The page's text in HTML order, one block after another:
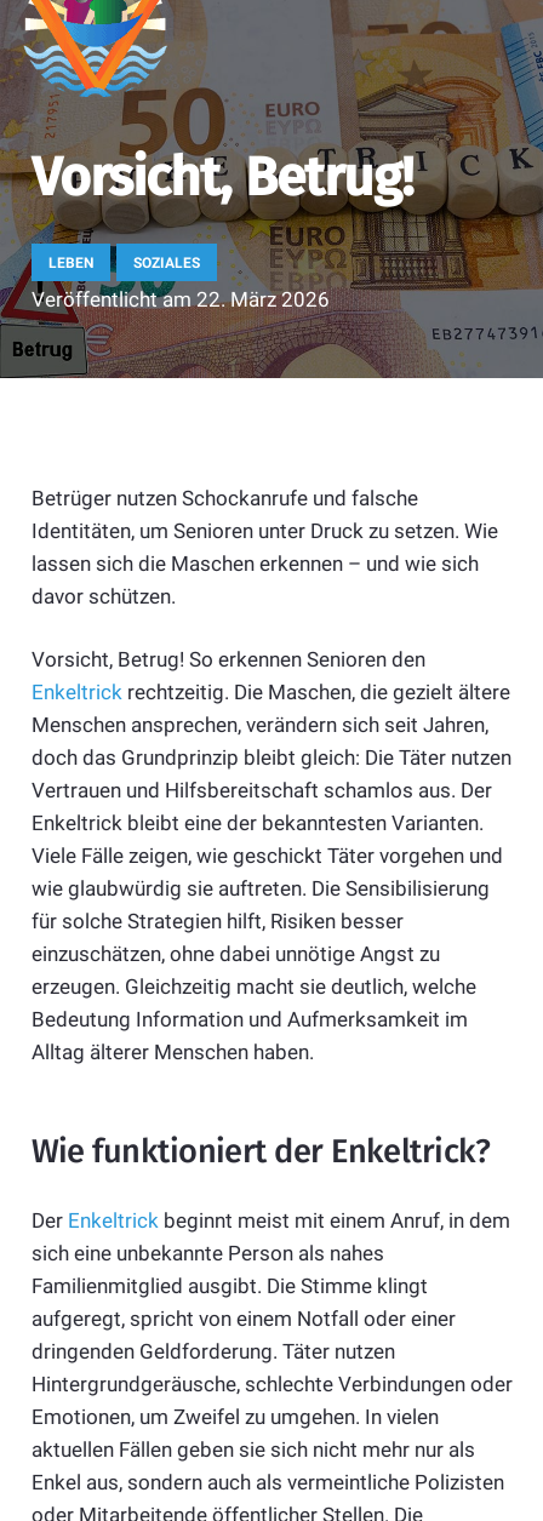
Vorsicht, Betrug!
LEBEN SOZIALES
Veröffentlicht am22. März 2026
Betrüger nutzen Schockanrufe und falsche
Identitäten, um Senioren unter Druck zu setzen. Wie
lassen sich die Maschen erkennen – und wie sich
davor schützen.
Vorsicht, Betrug! So erkennen Senioren den
Enkeltrickrechtzeitig. Die Maschen, die gezielt ältere
Menschen ansprechen, verändern sich seit Jahren,
doch das Grundprinzip bleibt gleich: Die Täter nutzen
Vertrauen und Hilfsbereitschaft schamlos aus. Der
Enkeltrick bleibt eine der bekanntesten Varianten.
Viele Fälle zeigen, wie geschickt Täter vorgehen und
wie glaubwürdig sie auftreten. Die Sensibilisierung
für solche Strategien hilft, Risiken besser
einzuschätzen, ohne dabei unnötige Angst zu
erzeugen. Gleichzeitig macht sie deutlich, welche
Bedeutung Information und Aufmerksamkeit im
Alltag älterer Menschen haben.
Wie funktioniert der Enkeltrick?
Der Enkeltrick beginnt meist mit einem Anruf, in dem
sich eine unbekannte Person als nahes
Familienmitglied ausgibt. Die Stimme klingt
aufgeregt, spricht von einem Notfall oder einer
dringenden Geldforderung. Täter nutzen
Hintergrundgeräusche, schlechte Verbindungen oder
Emotionen, um Zweifel zu umgehen. In vielen
aktuellen Fällen geben sie sich nicht mehr nur als
Enkel aus, sondern auch als vermeintliche Polizisten
oder Mitarbeitende öffentlicher Stellen. Die